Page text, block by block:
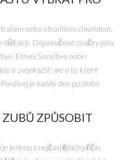
nebo strontiem chloridem.
důlkách. Doporučené značky jsou
Elmex Sensitive nebo
o „nejdražší“, ale o ty, které
je každý den po dobu
ZPŮSOBIT
jednou z nejčastějších příčin.